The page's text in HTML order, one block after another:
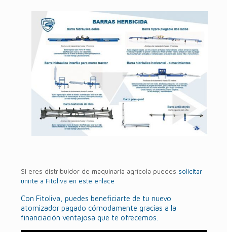
Si eres distribuidor de maquinaria agrícola puedes solicitar
unirte a Fitoliva en este enlace
Con Fitoliva, puedes beneficiarte de tu nuevo
atomizador pagado cómodamente gracias a la
financiación ventajosa que te ofrecemos.